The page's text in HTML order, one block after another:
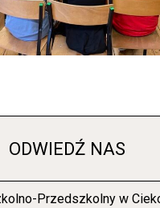
ODWIEDŹ NAS
Przedszkolny w